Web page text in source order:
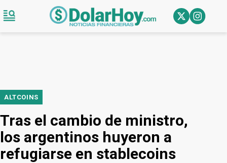
ALTCOINS
Tras el cambio de ministro,
los argentinos huyeron a
refugiarse en stablecoins